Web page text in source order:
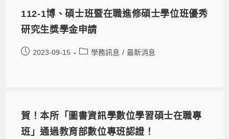
112-1博、碩士班暨在職進修碩士學位班優秀
研究生獎學金申請
2023-09-15 學務訊息 / 最新消息
賀！本所「圖書資訊學數位學習碩士在職專
班」通過教育部數位專班認證！